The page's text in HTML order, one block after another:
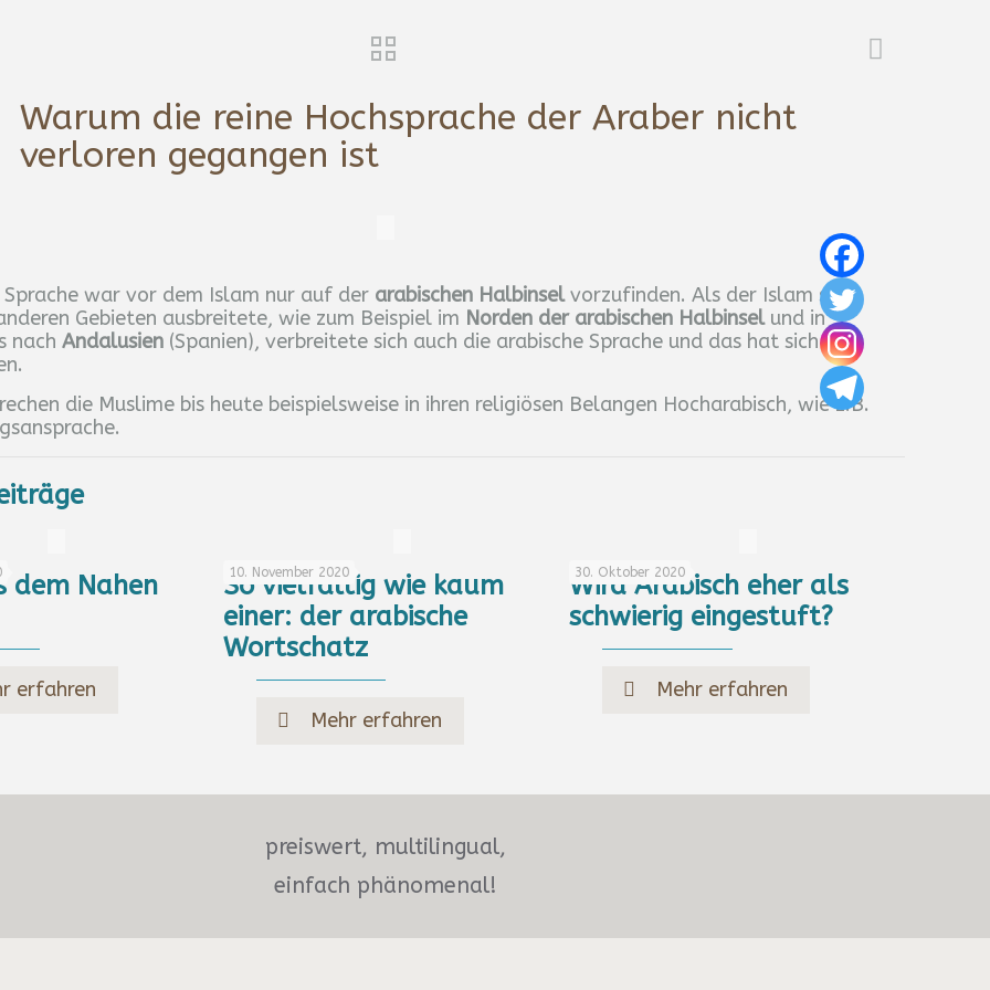
Warum die reine Hochsprache der Araber nicht
verloren gegangen ist
Sprache war vor dem Islam nur auf der arabischen Halbinselvorzufinden. Als der Islam sich
Gebieten ausbreitete, wie zum Beispiel im Norden der arabischen Halbinselund in
nachAndalusien (Spanien), verbreitete sich auch die arabische Sprache und das hat sich bis
die Muslime bis heute beispielsweise in ihren religiösen Belangen Hocharabisch, wie z.B.
dem Nahen
erfahren
10. November 2020
So vielfältig wie kaum
einer: der arabische
Wortschatz
Mehr erfahren
30. Oktober 2020
Wird Arabisch eher als
schwierig eingestuft?
Mehr erfahren
preiswert, multilingual,
einfach phänomenal!